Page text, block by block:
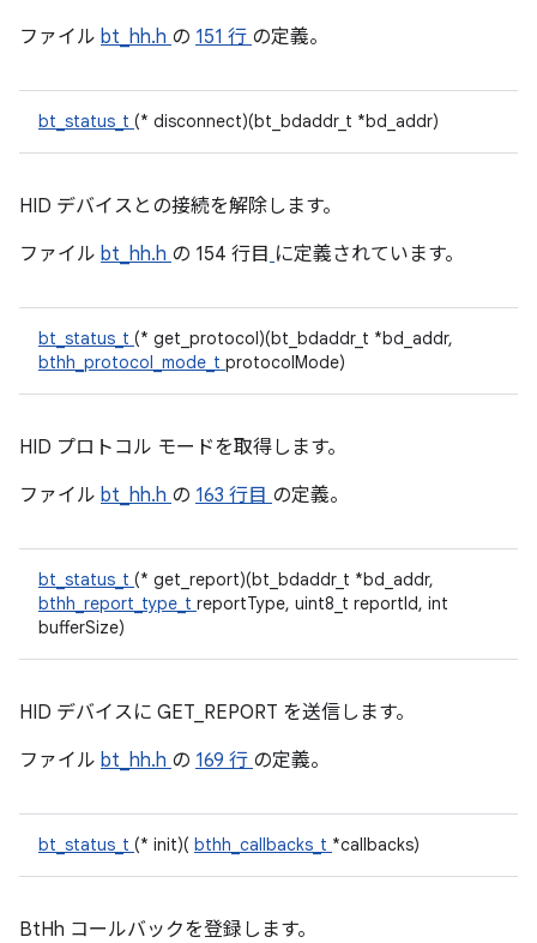
ファイル bt_hh.h の 151 行 の定義。
bt_status_t (* disconnect)(bt_bdaddr_t *bd_addr)
HID デバイスとの接続を解除します。
ファイル bt_hh.h の 154 行目 に定義されています。
bt_status_t (* get_protocol)(bt_bdaddr_t *bd_addr,
bthh_protocol_mode_t protocolMode)
HID プロトコル モードを取得します。
ファイル bt_hh.h の 163 行目 の定義。
bt_status_t (* get_report)(bt_bdaddr_t *bd_addr,
bthh_report_type_t reportType, uint8_t reportId, int
bufferSize)
HID デバイスに GET_REPORT を送信します。
ファイル bt_hh.h の 169 行 の定義。
bt_status_t (* init)( bthh_callbacks_t *callbacks)
BtHh コールバックを登録します。